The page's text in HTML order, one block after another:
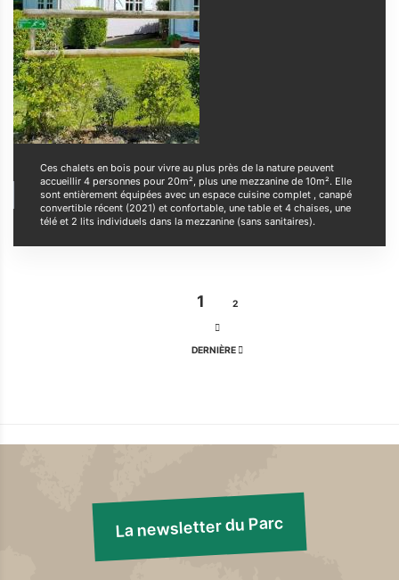
Ces chalets en bois pour vivre au plus près de la nature peuvent
accueillir 4 personnes pour 20m², plus une mezzanine de 10m². Elle
sont entièrement équipées avec un espace cuisine complet , canapé
convertible récent (2021) et confortable, une table et 4 chaises, une
télé et 2 lits individuels dans la mezzanine (sans sanitaires).
PAGE
COURANTE
1 PAGE
2
DERNIÈRE
DERNIÈRE
La newsletter du Parc